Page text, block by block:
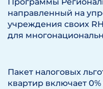
направленный на
учреждения своих
для
Пакет налоговых
квартир включает